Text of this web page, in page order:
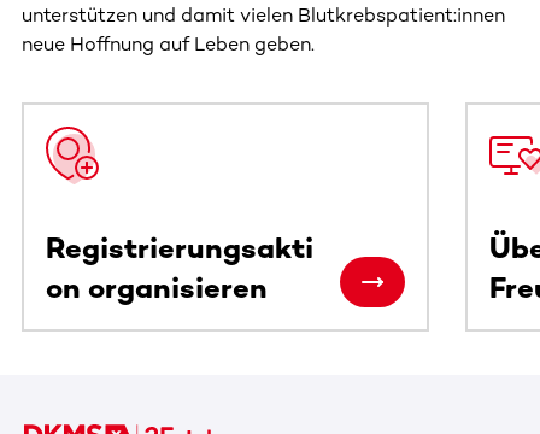
unterstützen und damit vielen Blutkrebspatient:innen
neue Hoffnung auf Leben geben.
Registrierungsakti
on organisieren